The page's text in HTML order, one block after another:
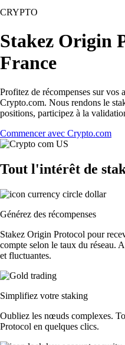
CRYPTO
Stakez Origin
France
Profitez de récompenses sur vos
Crypto.com. Nous rendons le
positions, participez à la
Commencer avec Crypto.com
Tout l'intérêt de
Générez des récompenses
Stakez Origin Protocol pour
compte selon le taux du réseau.
et fluctuantes.
Simplifiez votre staking
Oubliez les nœuds complexes.
Protocol en quelques clics.